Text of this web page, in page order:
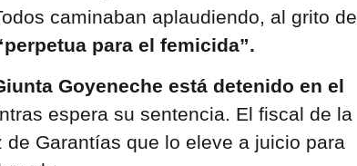
caminaban aplaudiendo, al grito de
para el femicida”.
Goyeneche está detenido en el
espera su sentencia. El fiscal de la
Garantías que lo eleve a juicio para